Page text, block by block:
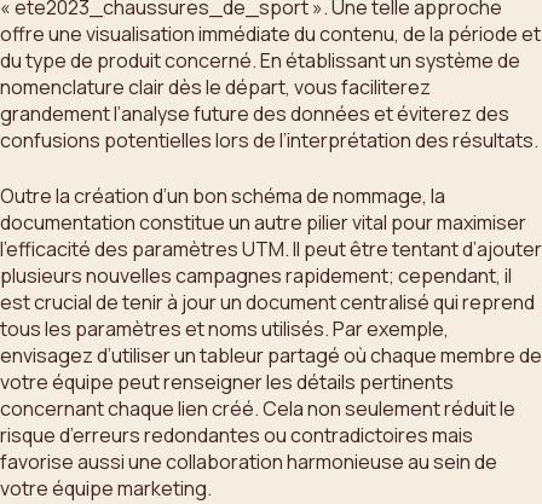
« ete2023_chaussures_de_sport ». Une telle approche
offre une visualisation immédiate du contenu, de la période et
du type de produit concerné. En établissant un système de
nomenclature clair dès le départ, vous faciliterez
grandement l’analyse future des données et éviterez des
confusions potentielles lors de l’interprétation des résultats.
Outre la création d’un bon schéma de nommage, la
documentation constitue un autre pilier vital pour maximiser
l’efficacité des paramètres UTM. Il peut être tentant d’ajouter
plusieurs nouvelles campagnes rapidement; cependant, il
est crucial de tenir à jour un document centralisé qui reprend
tous les paramètres et noms utilisés. Par exemple,
envisagez d’utiliser un tableur partagé où chaque membre de
votre équipe peut renseigner les détails pertinents
concernant chaque lien créé. Cela non seulement réduit le
risque d’erreurs redondantes ou contradictoires mais
favorise aussi une collaboration harmonieuse au sein de
votre équipe marketing.